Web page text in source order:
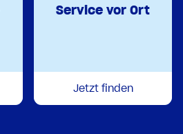
Service vor Ort
Jetzt finden